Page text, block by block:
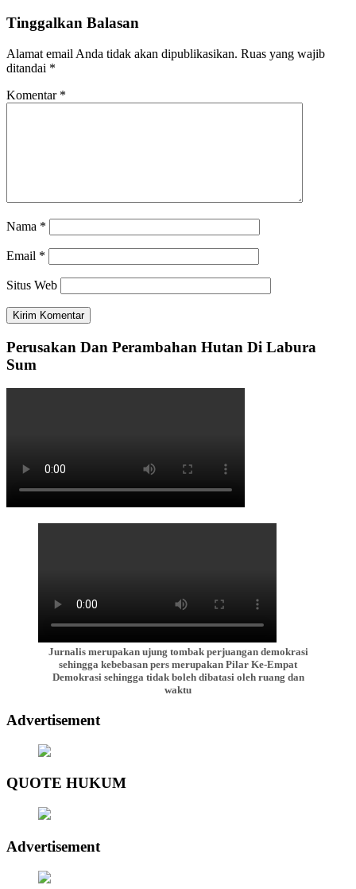
Tinggalkan Balasan
Alamat email Anda tidak akan dipublikasikan. Ruas yang wajib
ditandai *
Komentar *
Nama *
Email *
Situs Web
Perusakan Dan Perambahan Hutan Di Labura
Sum
Jurnalis merupakan ujung tombak perjuangan demokrasi
sehingga kebebasan pers merupakan Pilar Ke-Empat
Demokrasi sehingga tidak boleh dibatasi oleh ruang dan
waktu
Advertisement
QUOTE HUKUM
Advertisement